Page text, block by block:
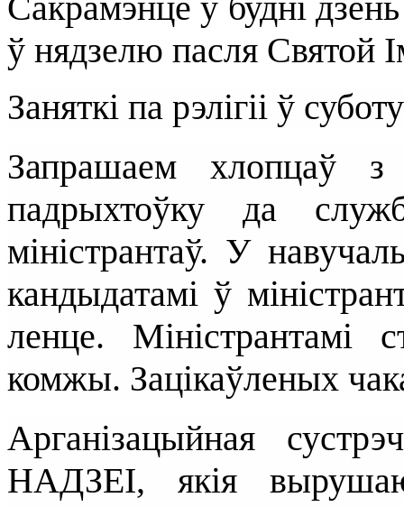
ў нядзелю пасля Святой
Заняткі па рэлігіі ў
Запрашаем хлопцаў
падрыхтоўку да
міністрантаў. У
кандыдатамі ў
ленце.
комжы. Зацікаўленых
Арганізацыйная
НАДЗЕІ, якія